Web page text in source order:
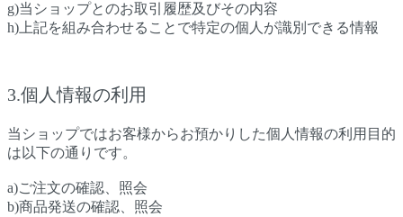
g)当ショップとのお取引履歴及びその内容
h)上記を組み合わせることで特定の個人が識別できる情報
3.個人情報の利用
当ショップではお客様からお預かりした個人情報の利用目的
は以下の通りです。
a)ご注文の確認、照会
b)商品発送の確認、照会